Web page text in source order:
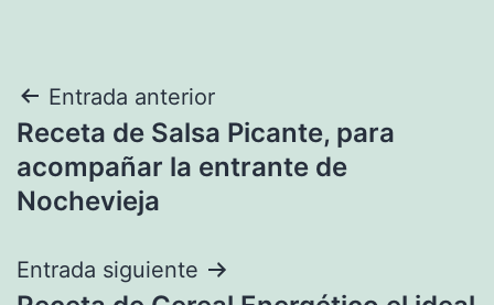
Navegación
de
entradas
Entrada anterior
Receta de Salsa Picante, para
acompañar la entrante de
Nochevieja
Entrada siguiente